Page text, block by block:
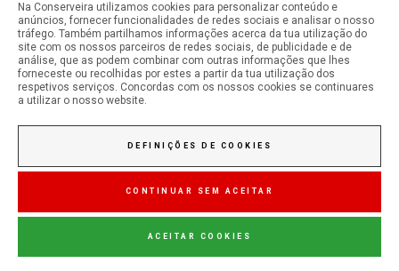
Na Conserveira utilizamos cookies para personalizar conteúdo e
anúncios, fornecer funcionalidades de redes sociais e analisar o nosso
tráfego. Também partilhamos informações acerca da tua utilização do
site com os nossos parceiros de redes sociais, de publicidade e de
análise, que as podem combinar com outras informações que lhes
forneceste ou recolhidas por estes a partir da tua utilização dos
respetivos serviços. Concordas com os nossos cookies se continuares
a utilizar o nosso website.
DEFINIÇÕES DE COOKIES
CONTINUAR SEM ACEITAR
ACEITAR COOKIES